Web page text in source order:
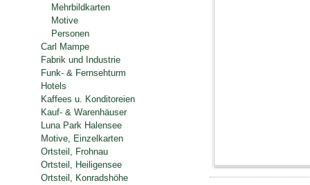
Mehrbildkarten
Motive
Personen
Carl Mampe
Fabrik und Industrie
Funk- & Fernsehturm
Hotels
Kaffees u. Konditoreien
Kauf- & Warenhäuser
Luna Park Halensee
Motive, Einzelkarten
Ortsteil, Frohnau
Ortsteil, Heiligensee
Ortsteil, Konradshöhe